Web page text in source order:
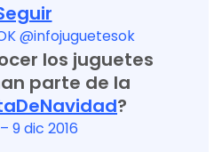
@infojuguetesok
los juguetes
parte de la
?
– 9 dic 2016